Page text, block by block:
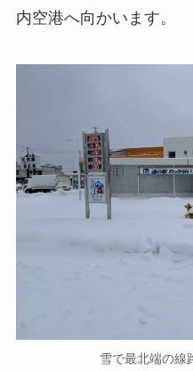
内空港へ向かいます。
雪で最北端の線